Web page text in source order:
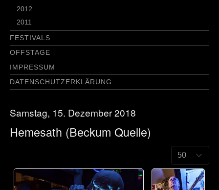
2012
2011
FESTIVALS
OFFSTAGE
IMPRESSUM
DATENSCHUTZERKLÄRUNG
Samstag, 15. Dezember 2018
Hemesath (Beckum Quelle)